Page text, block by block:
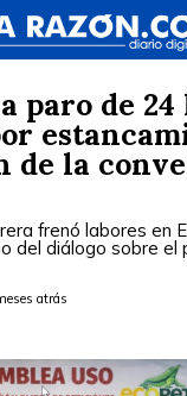
paro de
de la
frenó labores en
del diálogo sobre el
atrás